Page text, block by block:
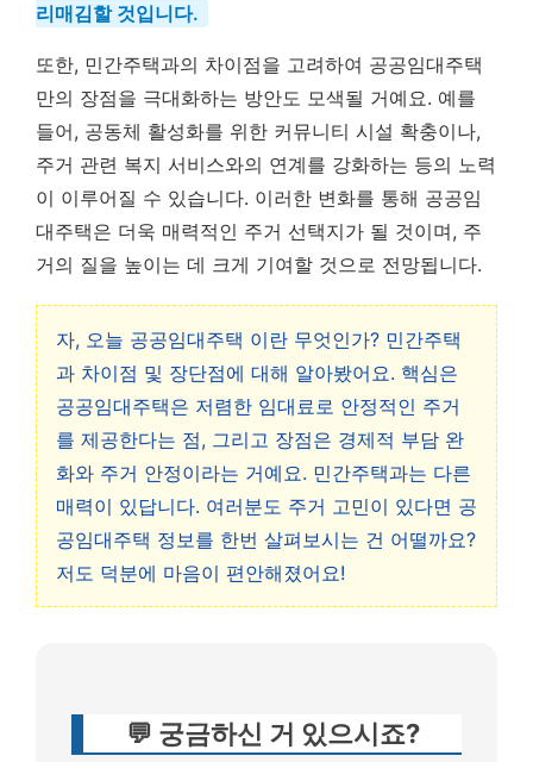
리매김할 것입니다.
또한, 민간주택과의 차이점을 고려하여 공공임대주택
만의 장점을 극대화하는 방안도 모색될 거예요. 예를
들어, 공동체 활성화를 위한 커뮤니티 시설 확충이나,
주거 관련 복지 서비스와의 연계를 강화하는 등의 노력
이 이루어질 수 있습니다. 이러한 변화를 통해 공공임
대주택은 더욱 매력적인 주거 선택지가 될 것이며, 주
거의 질을 높이는 데 크게 기여할 것으로 전망됩니다.
자, 오늘 공공임대주택 이란 무엇인가? 민간주택
과 차이점 및 장단점에 대해 알아봤어요. 핵심은
공공임대주택은 저렴한 임대료로 안정적인 주거
를 제공한다는 점, 그리고 장점은 경제적 부담 완
화와 주거 안정이라는 거예요. 민간주택과는 다른
매력이 있답니다. 여러분도 주거 고민이 있다면 공
공임대주택 정보를 한번 살펴보시는 건 어떨까요?
저도 덕분에 마음이 편안해졌어요!
💬 궁금하신 거 있으시죠?